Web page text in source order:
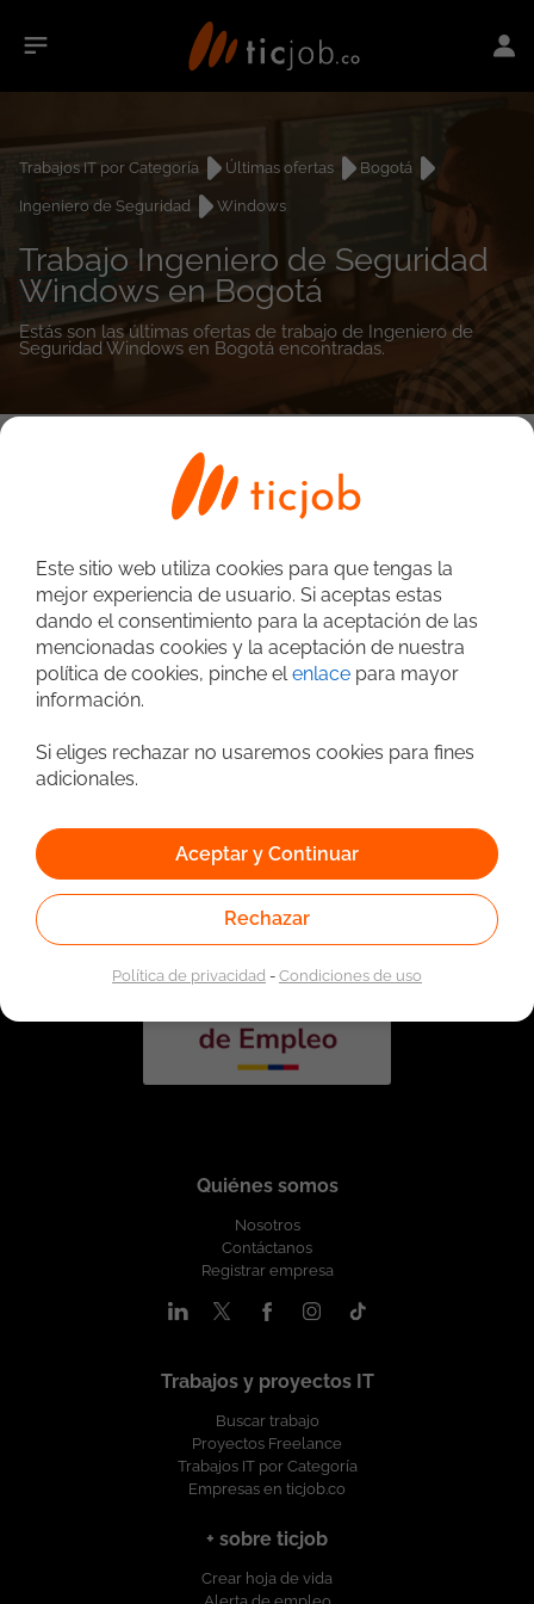
Trabajos IT por Categoría Últimas ofertas
Bogotá
Ingeniero de Seguridad
Windows
Trabajo Ingeniero de Seguridad
Windows en Bogotá
Estás son las últimas ofertas de trabajo de Ingeniero de
Seguridad Windows en Bogotá encontradas.
empleos encontrados
del Servicio Público de Empleo según Resolución No.
0026 del 17 de Enero de 2023,
Quiénes somos
Nosotros
Contáctanos
Registrar empresa
Trabajos y proyectos IT
Buscar trabajo
Proyectos Freelance
Trabajos IT por Categoría
Empresas en ticjob.co
+ sobre ticjob
Crear hoja de vida
Este sitio web utiliza cookies para que tengas la
mejor experiencia de usuario. Si aceptas estas
dando el consentimiento para la aceptación de las
mencionadas cookies y la aceptación de nuestra
política de cookies, pinche elenlace para mayor
información.
Si eliges rechazar no usaremos cookies para fines
adicionales.
Aceptar y Continuar
Rechazar
Política de privacidad-Condiciones de uso